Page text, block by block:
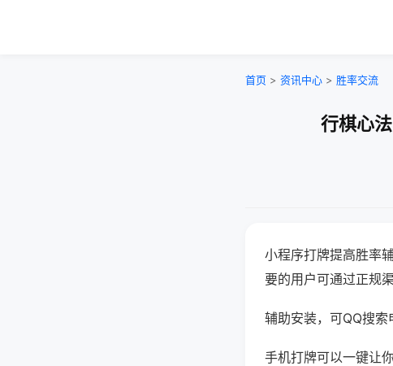
首页 > 资讯中心 > 胜率交流
行棋心
小程序打牌提高胜率
要的用户可通过正规
辅助安装，可QQ搜
手机打牌可以一键让